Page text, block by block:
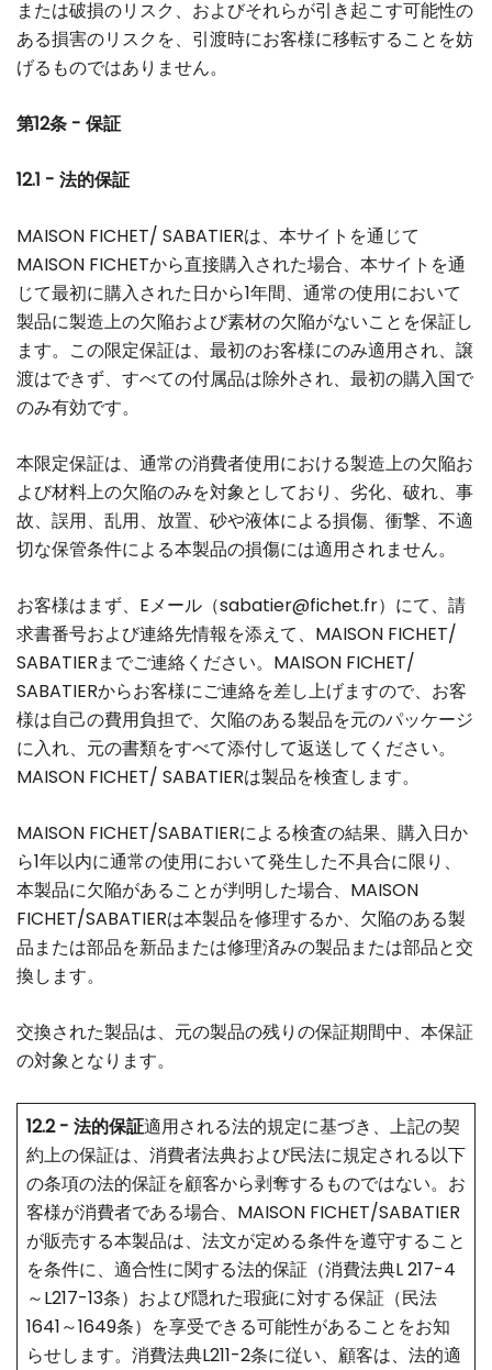
または破損のリスク、およびそれらが引き起こす可能性の
ある損害のリスクを、引渡時にお客様に移転することを妨
げるものではありません。
第12条 - 保証
12.1 - 法的保証
MAISON FICHET/ SABATIERは、本サイトを通じて
MAISON FICHETから直接購入された場合、本サイトを通
じて最初に購入された日から1年間、通常の使用において
製品に製造上の欠陥および素材の欠陥がないことを保証し
ます。この限定保証は、最初のお客様にのみ適用され、譲
渡はできず、すべての付属品は除外され、最初の購入国で
のみ有効です。
本限定保証は、通常の消費者使用における製造上の欠陥お
よび材料上の欠陥のみを対象としており、劣化、破れ、事
故、誤用、乱用、放置、砂や液体による損傷、衝撃、不適
切な保管条件による本製品の損傷には適用されません。
お客様はまず、Eメール（sabatier@fichet.fr）にて、請
求書番号および連絡先情報を添えて、MAISON FICHET/
SABATIERまでご連絡ください。MAISON FICHET/
SABATIERからお客様にご連絡を差し上げますので、お客
様は自己の費用負担で、欠陥のある製品を元のパッケージ
に入れ、元の書類をすべて添付して返送してください。
MAISON FICHET/ SABATIERは製品を検査します。
MAISON FICHET/SABATIERによる検査の結果、購入日か
ら1年以内に通常の使用において発生した不具合に限り、
本製品に欠陥があることが判明した場合、MAISON
FICHET/SABATIERは本製品を修理するか、欠陥のある製
品または部品を新品または修理済みの製品または部品と交
換します。
交換された製品は、元の製品の残りの保証期間中、本保証
の対象となります。
12.2 - 法的保証適用される法的規定に基づき、上記の契
約上の保証は、消費者法典および民法に規定される以下
の条項の法的保証を顧客から剥奪するものではない。お
客様が消費者である場合、MAISON FICHET/SABATIER
が販売する本製品は、法文が定める条件を遵守すること
を条件に、適合性に関する法的保証（消費法典L 217-4
～L217-13条）および隠れた瑕疵に対する保証（民法
1641～1649条）を享受できる可能性があることをお知
らせします。消費法典L211-2条に従い、顧客は、法的適